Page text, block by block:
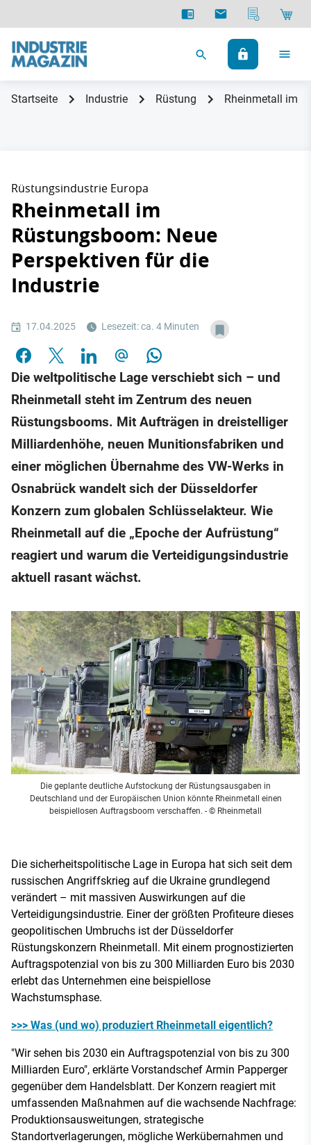
Startseite Industrie Rüstung Rheinmetall im
Rüstungsindustrie Europa
Rheinmetall im
Rüstungsboom: Neue
Perspektiven für die
Industrie​
17.04.2025 Lesezeit: ca. 4 Minuten
Die weltpolitische Lage verschiebt sich – und
Rheinmetall steht im Zentrum des neuen
Rüstungsbooms. Mit Aufträgen in dreistelliger
Milliardenhöhe, neuen Munitionsfabriken und
einer möglichen Übernahme des VW-Werks in
Osnabrück wandelt sich der Düsseldorfer
Konzern zum globalen Schlüsselakteur. Wie
Rheinmetall auf die „Epoche der Aufrüstung“
reagiert und warum die Verteidigungsindustrie
aktuell rasant wächst.
Die geplante deutliche Aufstockung der Rüstungsausgaben in
Deutschland und der Europäischen Union könnte Rheinmetall einen
beispiellosen Auftragsboom verschaffen. - © Rheinmetall
Die sicherheitspolitische Lage in Europa hat sich seit dem
russischen Angriffskrieg auf die Ukraine grundlegend
verändert – mit massiven Auswirkungen auf die
Verteidigungsindustrie. Einer der größten Profiteure dieses
geopolitischen Umbruchs ist der Düsseldorfer
Rüstungskonzern Rheinmetall. Mit einem prognostizierten
Auftragspotenzial von bis zu 300 Milliarden Euro bis 2030
erlebt das Unternehmen eine beispiellose
Wachstumsphase.
>>> Was (und wo) produziert Rheinmetall eigentlich?
"Wir sehen bis 2030 ein Auftragspotenzial von bis zu 300
Milliarden Euro", erklärte Vorstandschef Armin Papperger
gegenüber dem Handelsblatt. Der Konzern reagiert mit
umfassenden Maßnahmen auf die wachsende Nachfrage:
Produktionsausweitungen, strategische
Standortverlagerungen, mögliche Werkübernahmen und